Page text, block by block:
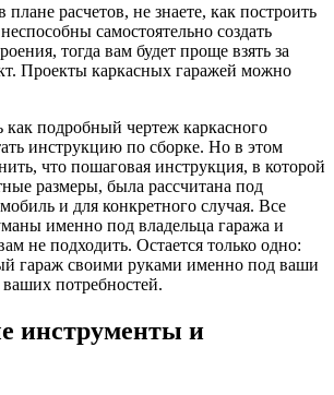
расчетов, не знаете, как построить
самостоятельно создать
тогда вам будет проще взять за
Проекты каркасных гаражей можно
подробный чертеж каркасного
инструкцию по сборке. Но в этом
что пошаговая инструкция, в которой
размеры, была рассчитана под
и для конкретного случая. Все
именно под владельца гаража и
не подходить. Остается только одно:
гараж своими руками именно под ваши
потребностей.
инструменты и